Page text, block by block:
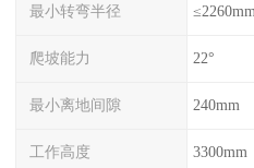
最小转弯半径 ≤2260mm
爬坡能力 22°
最小离地间隙 240mm
工作高度 3300mm